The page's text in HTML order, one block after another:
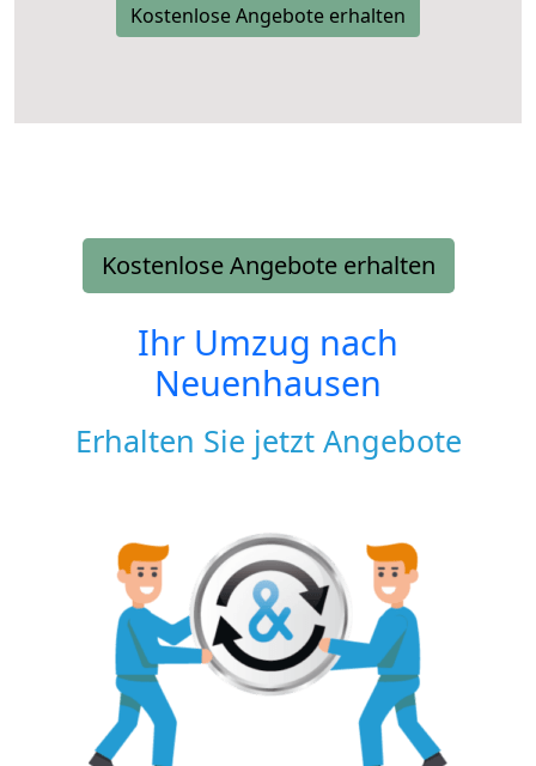
Kostenlose Angebote erhalten
Kostenlose Angebote erhalten
Ihr Umzug nach
Neuenhausen
Erhalten Sie jetzt Angebote